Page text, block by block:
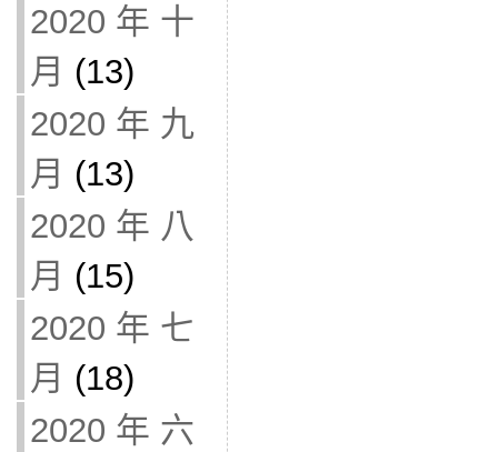
2020 年 十
月 (13)
2020 年 九
月 (13)
2020 年 八
月 (15)
2020 年 七
月 (18)
2020 年 六